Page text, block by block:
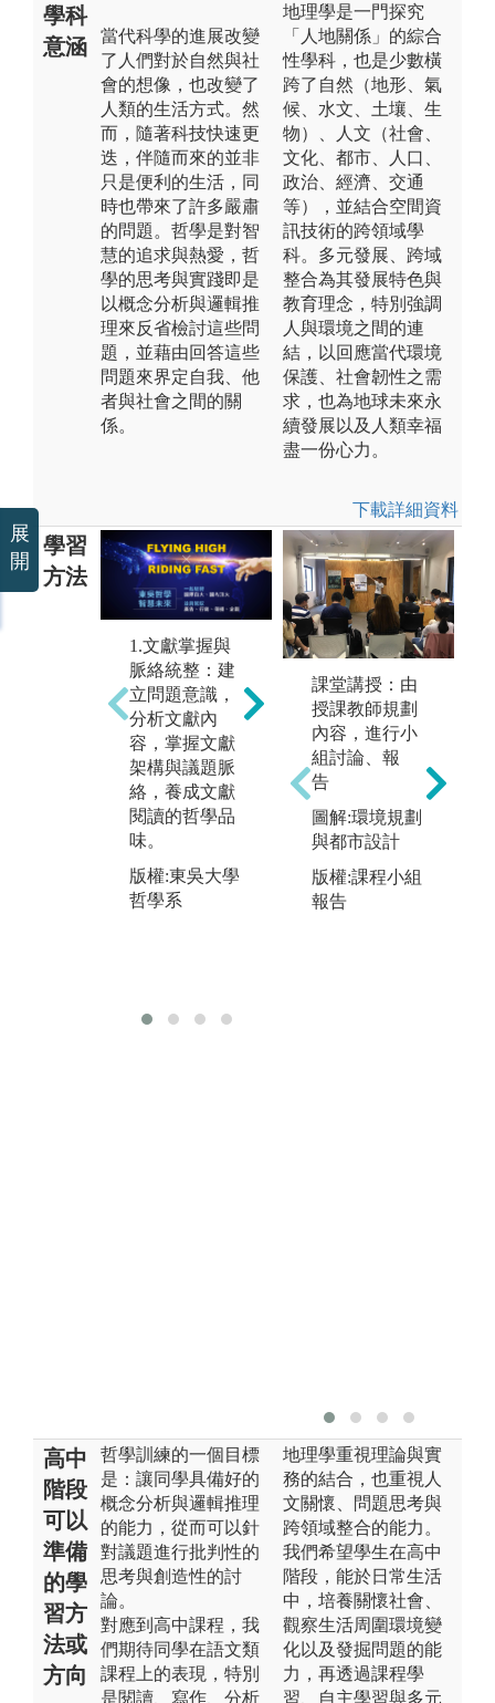
學科
意涵
當代科學的進展改變
了人們對於自然與社
會的想像，也改變了
人類的生活方式。然
而，隨著科技快速更
迭，伴隨而來的並非
只是便利的生活，同
時也帶來了許多嚴肅
的問題。哲學是對智
慧的追求與熱愛，哲
學的思考與實踐即是
以概念分析與邏輯推
理來反省檢討這些問
題，並藉由回答這些
問題來界定自我、他
者與社會之間的關
係。
地理學是一門探究
「人地關係」的綜合
性學科，也是少數橫
跨了自然（地形、氣
候、水文、土壤、生
物）、人文（社會、
文化、都市、人口、
政治、經濟、交通
等），並結合空間資
訊技術的跨領域學
科。多元發展、跨域
整合為其發展特色與
教育理念，特別強調
人與環境之間的連
結，以回應當代環境
保護、社會韌性之需
求，也為地球未來永
續發展以及人類幸福
盡一份心力。
下載詳細資料
學習
方法
1.文獻掌握與
脈絡統整：建
立問題意識，
分析文獻內
容，掌握文獻
架構與議題脈
絡，養成文獻
閱讀的哲學品
味。
版權:東吳大學
哲學系
2.概念分析與
邏輯推理：透
過語意與語法
的分析來評估
論點，重構或
建立符合邏輯
的論證來增強
論點的說服
力。
版權:東吳大學
課堂講授：由
授課教師規劃
內容，進行小
組討論、報
告
圖解:環境規劃
與都市設計
版權:課程小組
報告
高中
階段
可以
準備
的學
習方
法或
方向
哲學訓練的一個目標
是：讓同學具備好的
概念分析與邏輯推理
的能力，從而可以針
對議題進行批判性的
思考與創造性的討
論。
對應到高中課程，我
們期待同學在語文類
課程上的表現，特別
是閱讀、寫作、分析
地理學重視理論與實
務的結合，也重視人
文關懷、問題思考與
跨領域整合的能力。
我們希望學⽣在高中
階段，能於日常生活
中，培養關懷社會、
觀察生活周圍環境變
化以及發掘問題的能
力，再透過課程學
習、自主學習與多元
展
開